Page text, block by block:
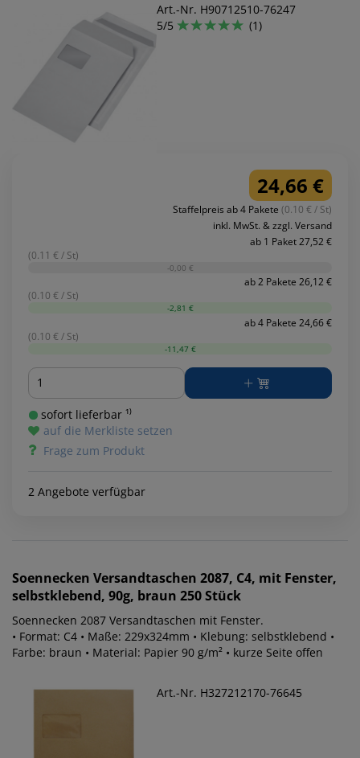
Art.-Nr. H90712510-76247
5/5
(1)
24,66 €
Staffelpreis ab 4 Pakete (0.10 € / St)
inkl. MwSt. & zzgl. Versand
ab 1 Paket 27,52 €
(0.11 € / St)
-0,00 €
ab 2 Pakete 26,12 €
(0.10 € / St)
-2,81 €
ab 4 Pakete 24,66 €
(0.10 € / St)
-11,47 €
Menge
sofort lieferbar ¹⁾
auf die Merkliste setzen
Frage zum Produkt
2 Angebote verfügbar
Soennecken Versandtaschen 2087, C4, mit Fenster,
selbstklebend, 90g, braun 250 Stück
Soennecken 2087 Versandtaschen mit Fenster.
• Format: C4 • Maße: 229x324mm • Klebung: selbstklebend •
Farbe: braun • Material: Papier 90 g/m² • kurze Seite offen
Art.-Nr. H327212170-76645